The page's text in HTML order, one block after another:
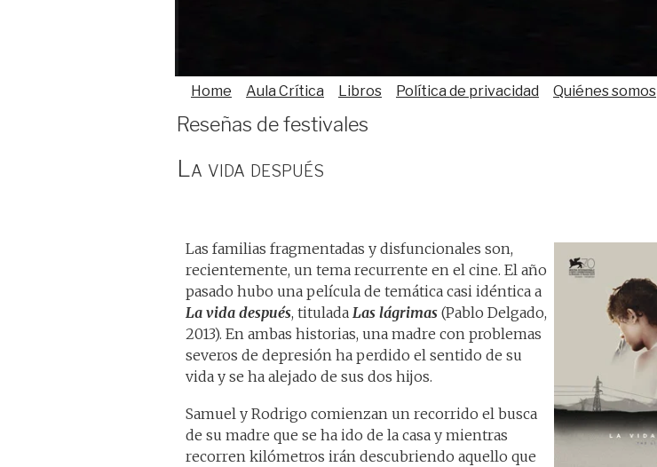
Home Aula Crítica Libros Política de privacidad Quiénes somos
Reseñas de festivales
La vida después
Las familias fragmentadas y disfuncionales son,
recientemente, un tema recurrente en el cine. El año
pasado hubo una película de temática casi idéntica a
La vida después, titulada Las lágrimas (Pablo Delgado,
2013). En ambas historias, una madre con problemas
severos de depresión ha perdido el sentido de su
vida y se ha alejado de sus dos hijos.
Samuel y Rodrigo comienzan un recorrido el busca
de su madre que se ha ido de la casa y mientras
recorren kilómetros irán descubriendo aquello que